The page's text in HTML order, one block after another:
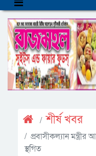
শীর্ষ খবর
প্রবাসীকল্যান
স্থগিত